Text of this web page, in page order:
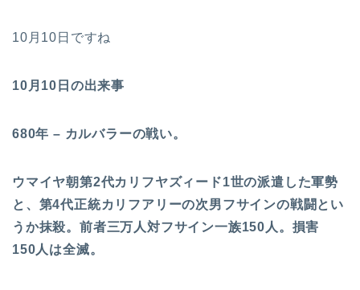
10月10日ですね
10月10日の出来事
680年 – カルバラーの戦い。
ウマイヤ朝第2代カリフヤズィード1世の派遣した軍勢
と、第4代正統カリフアリーの次男フサインの戦闘とい
うか抹殺。前者三万人対フサイン一族150人。損害
150人は全滅。